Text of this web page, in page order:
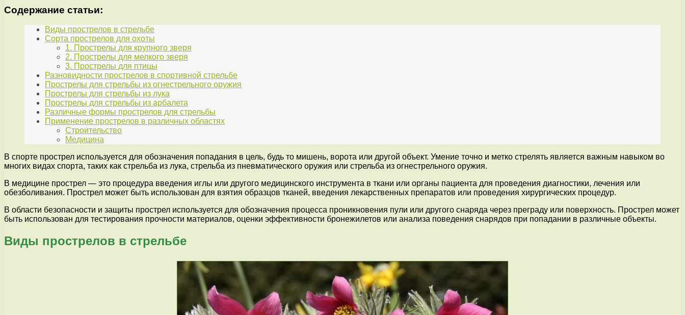
Содержание статьи:
Виды прострелов в стрельбе
Сорта прострелов для охоты
1. Прострелы для крупного зверя
2. Прострелы для мелкого зверя
3. Прострелы для птицы
Разновидности прострелов в спортивной стрельбе
Прострелы для стрельбы из огнестрельного оружия
Прострелы для стрельбы из лука
Прострелы для стрельбы из арбалета
Различные формы прострелов для стрельбы
Применение прострелов в различных областях
Строительство
Медицина
В спорте прострел используется для обозначения попадания в цель, будь то мишень, ворота или другой объект. Умение точно и метко стрелять является важным навыком во
многих видах спорта, таких как стрельба из лука, стрельба из пневматического оружия или стрельба из огнестрельного оружия.
В медицине прострел — это процедура введения иглы или другого медицинского инструмента в ткани или органы пациента для проведения диагностики, лечения или
обезболивания. Прострел может быть использован для взятия образцов тканей, введения лекарственных препаратов или проведения хирургических процедур.
В области безопасности и защиты прострел используется для обозначения процесса проникновения пули или другого снаряда через преграду или поверхность. Прострел может
быть использован для тестирования прочности материалов, оценки эффективности бронежилетов или анализа поведения снарядов при попадании в различные объекты.
Виды прострелов в стрельбе